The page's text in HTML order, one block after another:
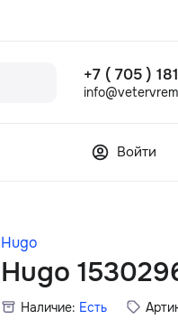
+7 ( 705 )
Войти
Hugo
Hugo
Наличие: Есть